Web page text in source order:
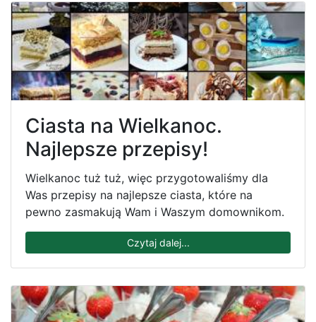
Ciasta na Wielkanoc.
Najlepsze przepisy!
Wielkanoc tuż tuż, więc przygotowaliśmy dla
Was przepisy na najlepsze ciasta, które na
pewno zasmakują Wam i Waszym domownikom.
Czytaj dalej...